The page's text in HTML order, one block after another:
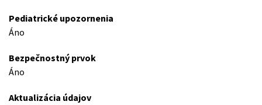
Pediatrické upozornenia
Áno
Bezpečnostný prvok
Áno
Aktualizácia údajov